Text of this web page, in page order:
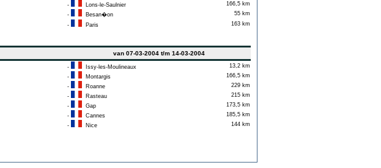
- Lons-le-Saulnier
166,5 km
- Besan�on
55 km
- Paris
163 km
van 07-03-2004 t/m 14-03-2004
- Issy-les-Moulineaux
13,2 km
- Montargis
166,5 km
- Roanne
229 km
- Rasteau
215 km
- Gap
173,5 km
- Cannes
185,5 km
- Nice
144 km